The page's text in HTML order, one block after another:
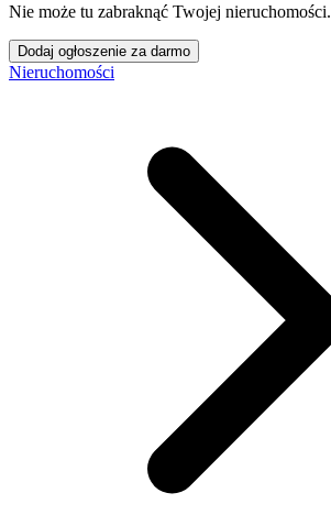
Nie może tu zabraknąć Twojej nieruchomości.
Dodaj ogłoszenie za darmo
Nieruchomości